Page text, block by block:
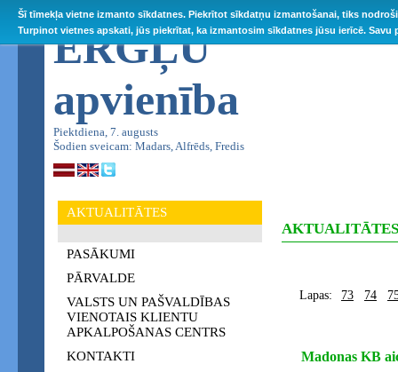
Šī tīmekļa vietne izmanto sīkdatnes. Piekrītot sīkdatņu izmantošanai, tiks
Turpinot vietnes apskati, jūs piekrītat, ka izmantosim sīkdatnes jūsu ierīcē.
ĒRGĻU
apvienība
Piektdiena, 7. augusts
Šodien sveicam: Madars, Alfrēds, Fredis
AKTUALITĀTES
PASĀKUMI
PĀRVALDE
VALSTS UN PAŠVALDĪBAS
VIENOTAIS KLIENTU
APKALPOŠANAS CENTRS
KONTAKTI
AKTUALITĀTES
Lapas: 73 74
Madonas KB